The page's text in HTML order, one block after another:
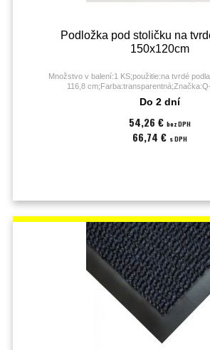
Podložka pod stoličku na
150x120cm
Množstvo v balení:1 KS;použitie:na tvrdé
116,8
Do 2 dní
54,26 € bez DPH
66,74 € s DPH